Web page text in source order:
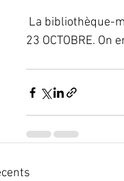
23 OCTOBRE. On